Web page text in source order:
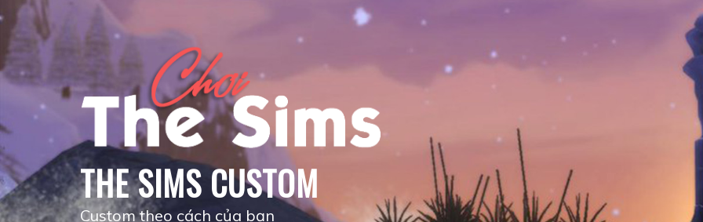
Skip
content
THE SIMS CUSTOM
Custom theo cách của bạn